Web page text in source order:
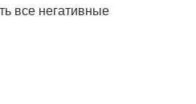
все негативные